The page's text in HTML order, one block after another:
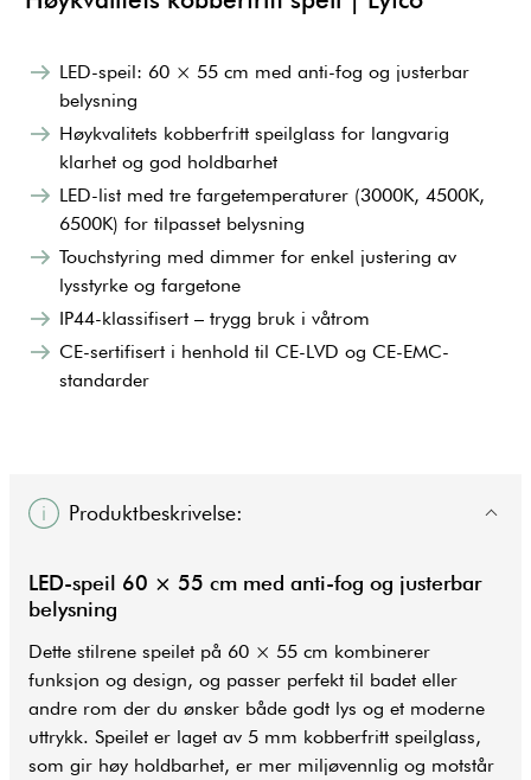
LED-speil: 60 × 55 cm med anti-fog og justerbar
belysning
Høykvalitets kobberfritt speilglass for langvarig
klarhet og god holdbarhet
LED-list med tre fargetemperaturer (3000K, 4500K,
6500K) for tilpasset belysning
Touchstyring med dimmer for enkel justering av
lysstyrke og fargetone
IP44-klassifisert – trygg bruk i våtrom
CE-sertifisert i henhold til CE-LVD og CE-EMC-
standarder
Produktbeskrivelse:
LED-speil 60 × 55 cm med anti-fog og justerbar
belysning
Dette stilrene speilet på 60 × 55 cm kombinerer
funksjon og design, og passer perfekt til badet eller
andre rom der du ønsker både godt lys og et moderne
uttrykk. Speilet er laget av 5 mm kobberfritt speilglass,
som gir høy holdbarhet, er mer miljøvennlig og motstår